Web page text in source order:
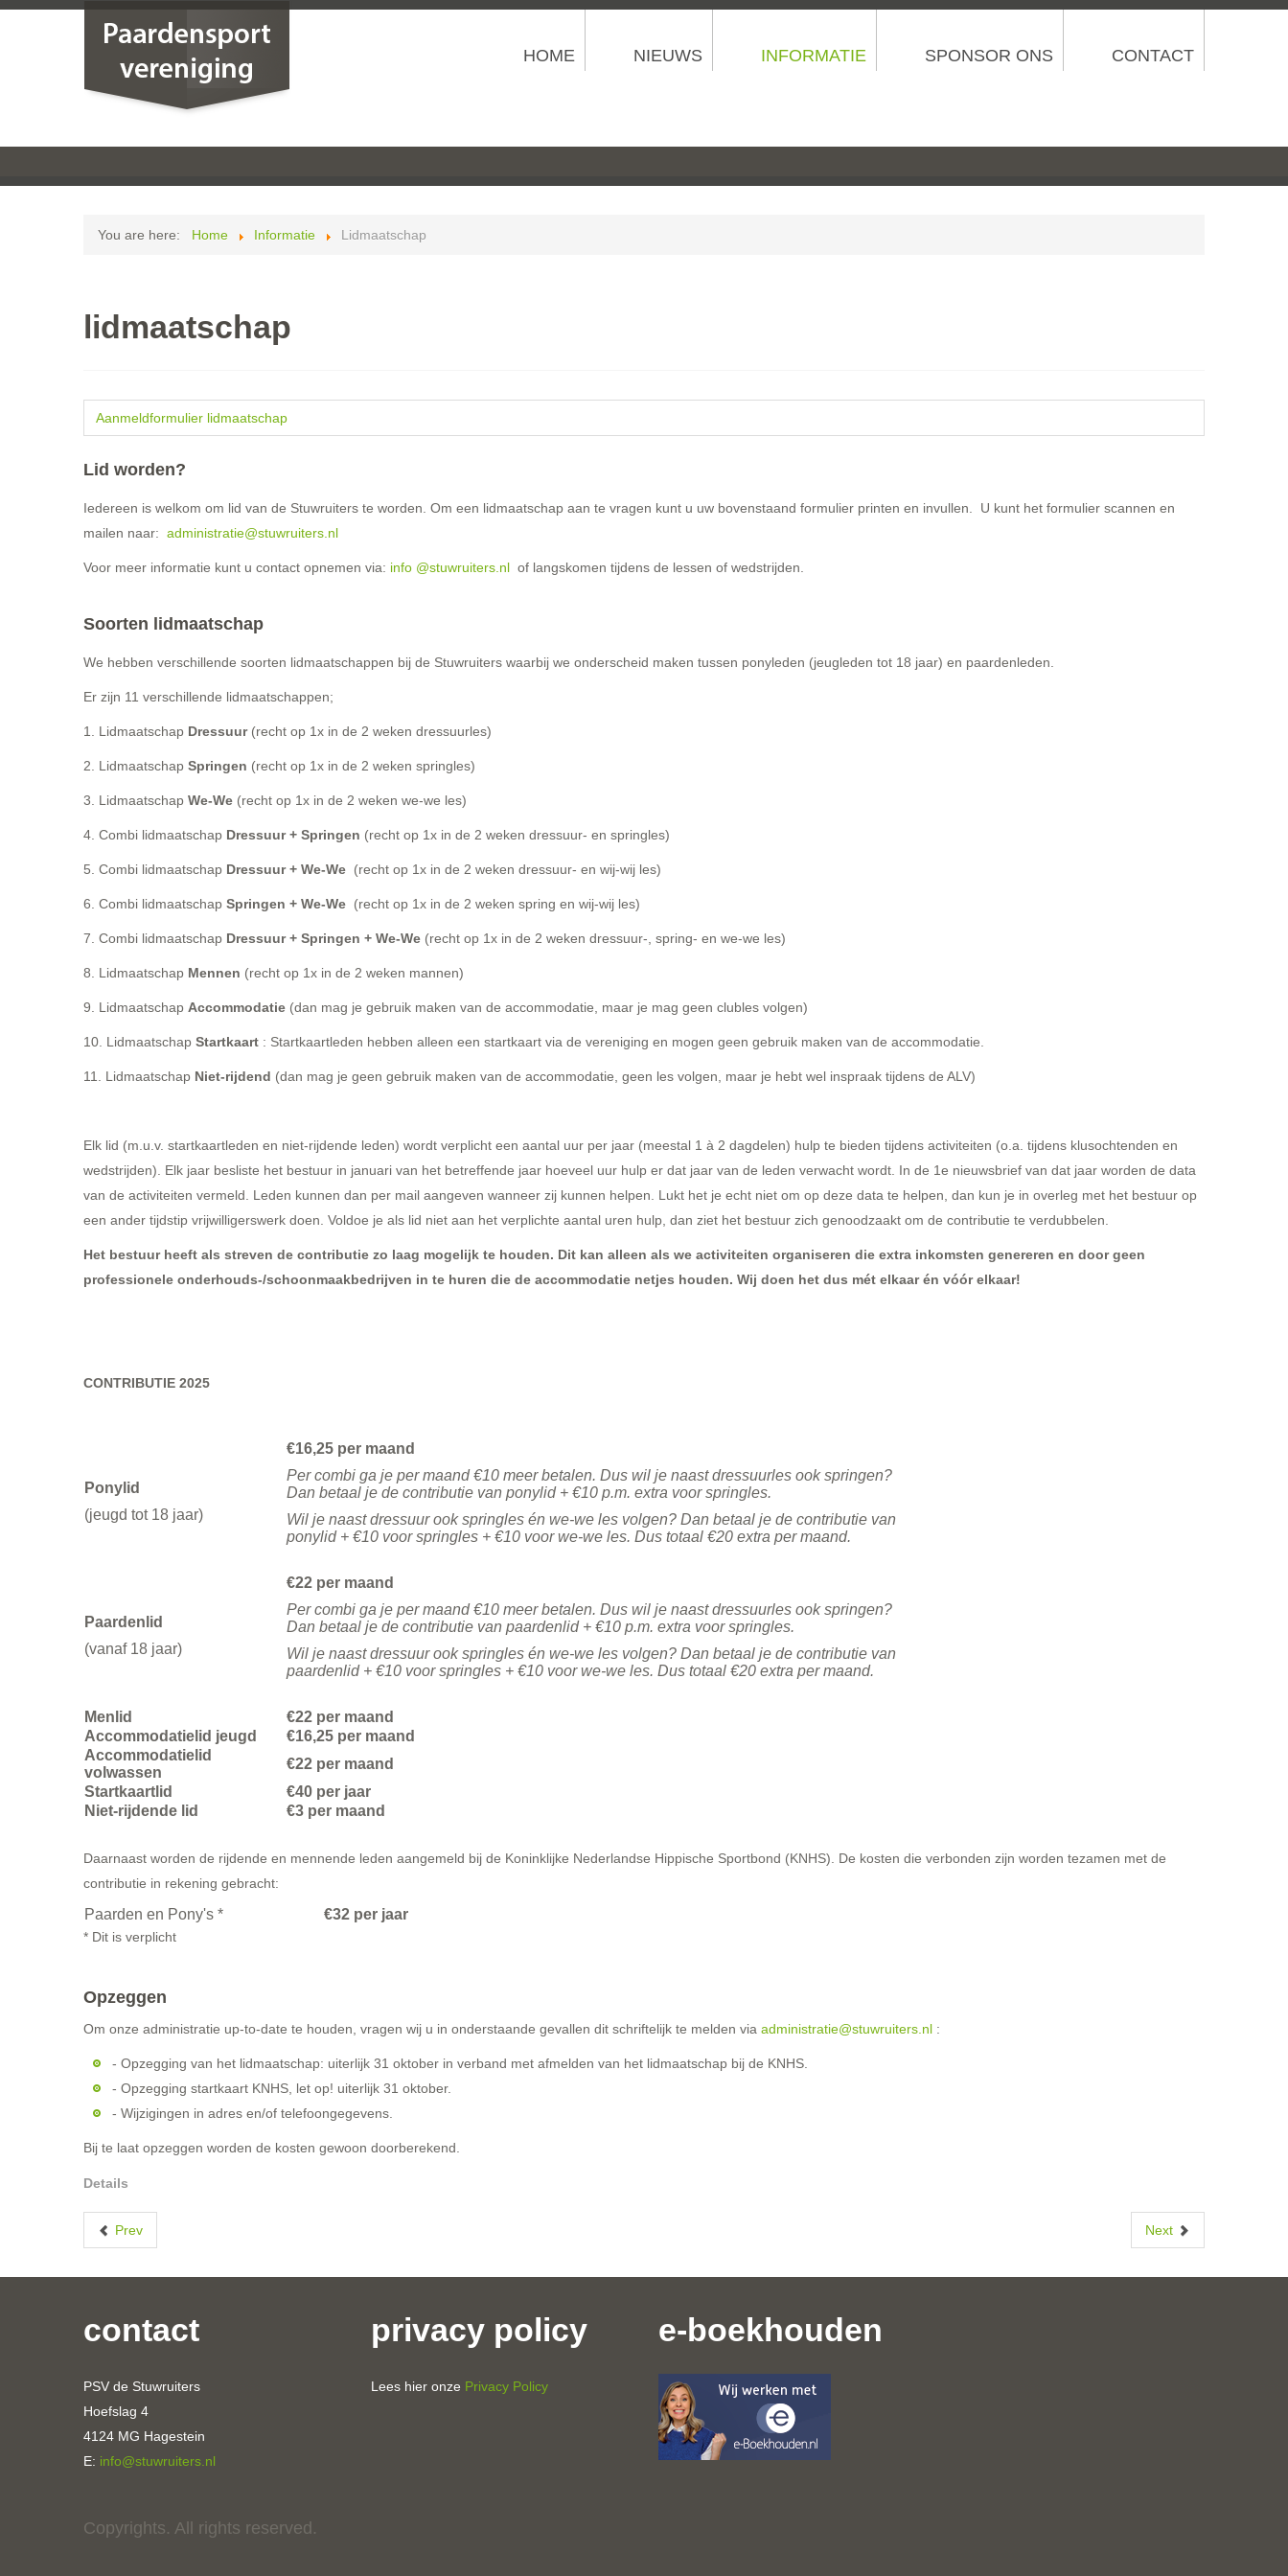
HOME NIEUWS INFORMATIE SPONSOR ONS CONTACT
You are here: Home Informatie Lidmaatschap
lidmaatschap
Aanmeldformulier lidmaatschap
Lid worden?
Iedereen is welkom om lid van de Stuwruiters te worden. Om een lidmaatschap aan te vragen kunt u uw bovenstaand formulier printen en invullen. U kunt het formulier scannen en
mailen naar: administratie@stuwruiters.nl
Voor meer informatie kunt u contact opnemen via: info @stuwruiters.nl of langskomen tijdens de lessen of wedstrijden.
Soorten lidmaatschap
We hebben verschillende soorten lidmaatschappen bij de Stuwruiters waarbij we onderscheid maken tussen ponyleden (jeugleden tot 18 jaar) en paardenleden.
Er zijn 11 verschillende lidmaatschappen;
1. Lidmaatschap Dressuur(recht op 1x in de 2 weken dressuurles)
2. Lidmaatschap Springen (recht op 1x in de 2 weken springles)
3. Lidmaatschap We-We (recht op 1x in de 2 weken we-we les)
4. Combi lidmaatschap Dressuur + Springen (recht op 1x in de 2 weken dressuur- en springles)
5. Combi lidmaatschap Dressuur + We-We (recht op 1x in de 2 weken dressuur- en wij-wij les)
6. Combi lidmaatschap Springen + We-We (recht op 1x in de 2 weken spring en wij-wij les)
7. Combi lidmaatschap Dressuur + Springen + We-We (recht op 1x in de 2 weken dressuur-, spring- en we-we les)
8. Lidmaatschap Mennen (recht op 1x in de 2 weken mannen)
9. Lidmaatschap Accommodatie (dan mag je gebruik maken van de accommodatie, maar je mag geen clubles volgen)
10. Lidmaatschap Startkaart : Startkaartleden hebben alleen een startkaart via de vereniging en mogen geen gebruik maken van de accommodatie.
11. Lidmaatschap Niet-rijdend (dan mag je geen gebruik maken van de accommodatie, geen les volgen, maar je hebt wel inspraak tijdens de ALV)
Elk lid (m.u.v. startkaartleden en niet-rijdende leden) wordt verplicht een aantal uur per jaar (meestal 1 à 2 dagdelen) hulp te bieden tijdens activiteiten (o.a. tijdens klusochtenden en
wedstrijden). Elk jaar besliste het bestuur in januari van het betreffende jaar hoeveel uur hulp er dat jaar van de leden verwacht wordt. In de 1e nieuwsbrief van dat jaar worden de data
van de activiteiten vermeld. Leden kunnen dan per mail aangeven wanneer zij kunnen helpen. Lukt het je echt niet om op deze data te helpen, dan kun je in overleg met het bestuur op
een ander tijdstip vrijwilligerswerk doen. Voldoe je als lid niet aan het verplichte aantal uren hulp, dan ziet het bestuur zich genoodzaakt om de contributie te verdubbelen.
Het bestuur heeft als streven de contributie zo laag mogelijk te houden. Dit kan alleen als we activiteiten organiseren die extra inkomsten genereren en door geen
professionele onderhouds-/schoonmaakbedrijven in te huren die de accommodatie netjes houden. Wij doen het dus mét elkaar én vóór elkaar!
CONTRIBUTIE 2025
Ponylid
(jeugd tot 18 jaar)
€16,25 per maand
Per combi ga je per maand €10 meer betalen. Dus wil je naast dressuurles ook springen?
Dan betaal je de contributie van ponylid + €10 p.m. extra voor springles.
Wil je naast dressuur ook springles én we-we les volgen? Dan betaal je de contributie van
ponylid + €10 voor springles + €10 voor we-we les. Dus totaal €20 extra per maand.
Paardenlid
(vanaf 18 jaar)
€22 per maand
Per combi ga je per maand €10 meer betalen. Dus wil je naast dressuurles ook springen?
Dan betaal je de contributie van paardenlid + €10 p.m. extra voor springles.
Wil je naast dressuur ook springles én we-we les volgen? Dan betaal je de contributie van
paardenlid + €10 voor springles + €10 voor we-we les. Dus totaal €20 extra per maand.
Menlid
€22 per maand
Accommodatielid jeugd
€16,25 per maand
Accommodatielid
volwassen
€22 per maand
Startkaartlid
€40 per jaar
Niet-rijdende lid
€3 per maand
Daarnaast worden de rijdende en mennende leden aangemeld bij de Koninklijke Nederlandse Hippische Sportbond (KNHS). De kosten die verbonden zijn worden tezamen met de
contributie in rekening gebracht:
Paarden en Pony's * €32 per jaar
* Dit is verplicht
Opzeggen
Om onze administratie up-to-date te houden, vragen wij u in onderstaande gevallen dit schriftelijk te melden via administratie@stuwruiters.nl :
- Opzegging van het lidmaatschap: uiterlijk 31 oktober in verband met afmelden van het lidmaatschap bij de KNHS.
- Opzegging startkaart KNHS, let op! uiterlijk 31 oktober.
- Wijzigingen in adres en/of telefoongegevens.
Bij te laat opzeggen worden de kosten gewoon doorberekend.
Details
Prev Next
contact
PSV de Stuwruiters
Hoefslag 4
4124 MG Hagestein
E: info@stuwruiters.nl
privacy policy
Lees hier onze Privacy Policy
e-boekhouden
Copyrights. All rights reserved.